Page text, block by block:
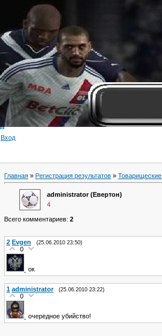
Вход
Главная » Регистрация результатов »
administrator (Евертон)
4
Всего комментариев: 2
2 Evgen (25.06.2010 23:50)
0
ок
1 administrator (25.06.2010 23:22)
0
очередное убийство!